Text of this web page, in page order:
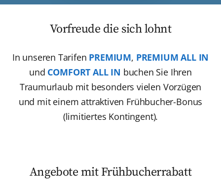
Vorfreude die sich lohnt
In unseren Tarifen PREMIUM, PREMIUM ALL IN
und COMFORT ALL IN buchen Sie Ihren
Traumurlaub mit besonders vielen Vorzügen
und mit einem attraktiven Frühbucher-Bonus
(limitiertes Kontingent).
Angebote mit Frühbucherrabatt